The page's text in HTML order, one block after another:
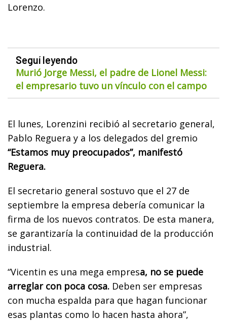
Lorenzo.
Seguí leyendo
Murió Jorge Messi, el padre de Lionel Messi:
el empresario tuvo un vínculo con el campo
El lunes, Lorenzini recibió al secretario general,
Pablo Reguera y a los delegados del gremio
“Estamos muy preocupados”, manifestó
Reguera.
El secretario general sostuvo que el 27 de
septiembre la empresa debería comunicar la
firma de los nuevos contratos. De esta manera,
se garantizaría la continuidad de la producción
industrial.
“Vicentin es una mega empresa, no se puede
arreglar con poca cosa. Deben ser empresas
con mucha espalda para que hagan funcionar
esas plantas como lo hacen hasta ahora”,